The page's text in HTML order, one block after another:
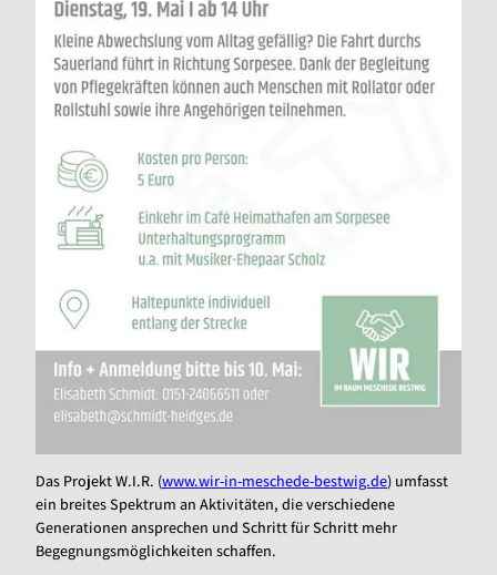
Das Projekt W.I.R. (www.wir-in-meschede-bestwig.de) umfasst
ein breites Spektrum an Aktivitäten, die verschiedene
Generationen ansprechen und Schritt für Schritt mehr
Begegnungsmöglichkeiten schaffen.